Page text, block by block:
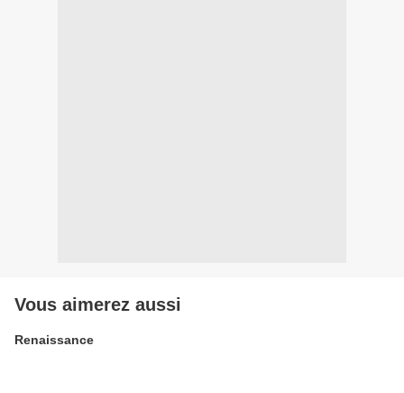
Vous aimerez aussi
Renaissance